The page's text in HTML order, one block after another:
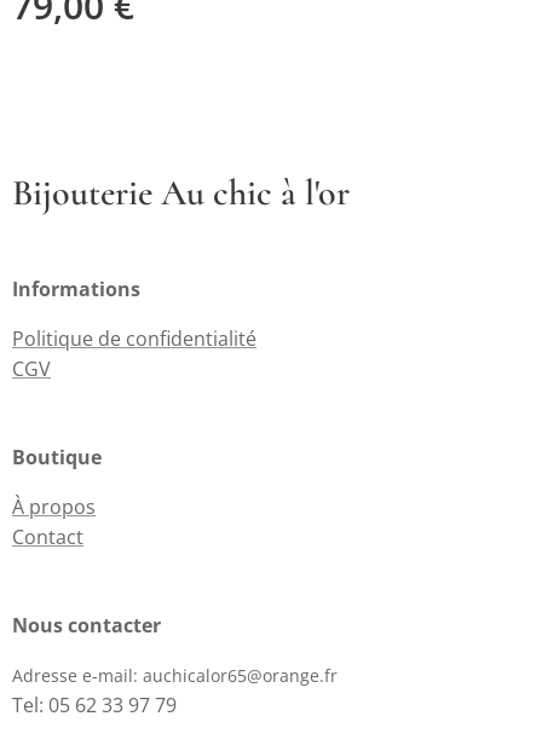
Bijouterie Au chic à l'or
Informations
Politique de confidentialité
CGV
Boutique
À propos
Contact
Nous contacter
Adresse e-mail: auchicalor65@orange.fr
Tel: 05 62 33 97 79